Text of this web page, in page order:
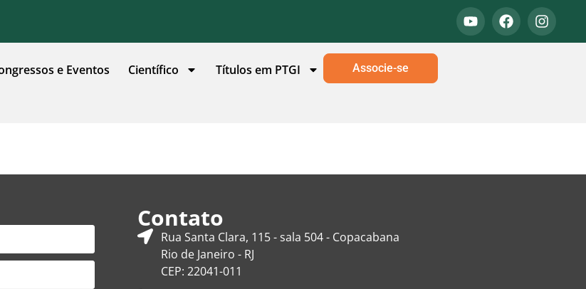
e Eventos Científico Títulos em PTGI Associe-se
Contato
Rua Santa Clara, 115 - sala 504 - Copacabana
Rio de Janeiro - RJ
CEP: 22041-011